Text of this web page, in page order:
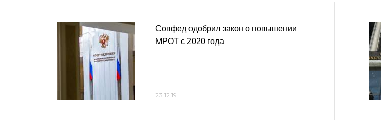
Совфед одобрил закон о повышении
МРОТ с 2020 года
23.12.19